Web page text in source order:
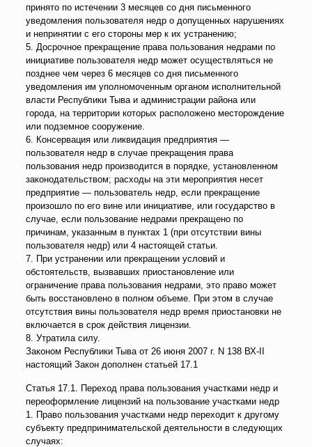
принято по истечении 3 месяцев со дня письменного
уведомления пользователя недр о допущенных нарушениях
и непринятии с его стороны мер к их устранению;
5. Досрочное прекращение права пользования недрами по
инициативе пользователя недр может осуществляться не
позднее чем через 6 месяцев со дня письменного
уведомления им уполномоченным органом исполнительной
власти Республики Тыва и администрации района или
города, на территории которых расположено месторождение
или подземное сооружение.
6. Консервация или ликвидация предприятия —
пользователя недр в случае прекращения права
пользования недр производится в порядке, установленном
законодательством; расходы на эти мероприятия несет
предприятие — пользователь недр, если прекращение
произошло по его вине или инициативе, или государство в
случае, если пользование недрами прекращено по
причинам, указанным в пунктах 1 (при отсутствии вины
пользователя недр) или 4 настоящей статьи.
7. При устранении или прекращении условий и
обстоятельств, вызвавших приостановление или
ограничение права пользования недрами, это право может
быть восстановлено в полном объеме. При этом в случае
отсутствия вины пользователя недр время приостановки не
включается в срок действия лицензии.
8. Утратила силу.
Законом Республики Тыва от 26 июня 2007 г. N 138 ВХ-II
настоящий Закон дополнен статьей 17.1
Статья 17.1. Переход права пользования участками недр и
переоформление лицензий на пользование участками недр
1. Право пользования участками недр переходит к другому
субъекту предпринимательской деятельности в следующих
случаях: